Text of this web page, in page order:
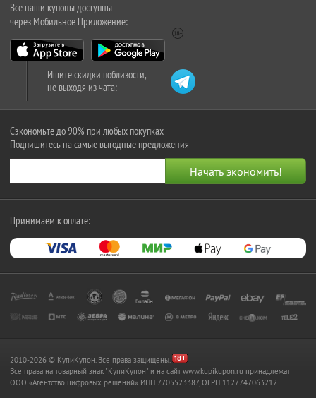
Все наши купоны доступны
через Мобильное Приложение:
Ищите скидки поблизости,
не выходя из чата:
Сэкономьте до 90% при любых покупках
Подпишитесь на самые выгодные предложения
Принимаем к оплате:
2010-2026 © КупиКупон. Все права защищены.
Все права на товарный знак "КупиКупон" и на сайт www.kupikupon.ru принадлежат
OOO «Агентство цифровых решений» ИНН 7705523387, ОГРН 1127747063212